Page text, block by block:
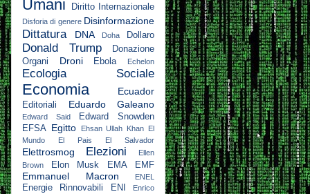
Umani
Diritto Internazionale
Disforia di genere Disinformazione
Dittatura DNA Doha Dollaro
Donald Trump
Donazione
Organi
Droni Ebola Echelon
Ecologia Sociale
Economia Ecuador
Editoriali Eduardo Galeano
Edward Said
Edward Snowden
EFSA Egitto Ehsan Ullah Khan El
Mundo
El Pais El Salvador
Elettrosmog Elezioni
Ellen
Brown
Elon Musk EMA EMF
Emmanuel Macron ENEL
Energie Rinnovabili ENI
Enrico